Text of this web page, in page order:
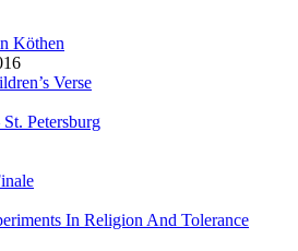
Köthen
Verse
Petersburg
In Religion And Tolerance